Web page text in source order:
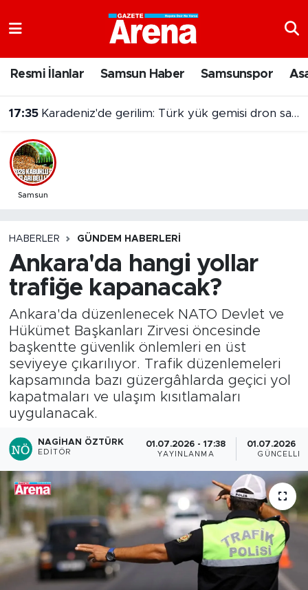
Resmi İlanlar Samsun Haber Samsunspor
17:35 Karadeniz'de gerilim: Türk yük gemisi dron saldırısına uğradı
Samsun
HABERLER GÜNDEM HABERLERI
Ankara'da hangi yollar
trafiğe kapanacak?
Ankara'da düzenlenecek NATO Devlet ve
Hükümet Başkanları Zirvesi öncesinde
başkentte güvenlik önlemleri en üst
seviyeye çıkarılıyor. Trafik düzenlemeleri
kapsamında bazı güzergâhlarda geçici yol
kapatmaları ve ulaşım kısıtlamaları
uygulanacak.
NAGIHAN ÖZTÜRK
EDITÖR
01.07.2026 - 17:38
YAYINLANMA
01.07.2026 -
Samsun Namaz Vakitleri
Trafik Durumu
Süper Lig Puan Durumu ve Fikstür
Son Dakika Haberleri
Haber Arşivi